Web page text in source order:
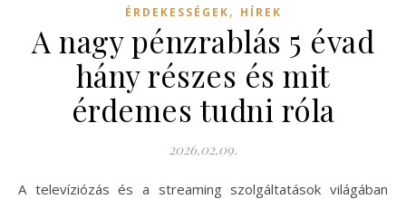
ÉRDEKESSÉGEK, HÍREK
A nagy pénzrablás 5 évad
hány részes és mit
érdemes tudni róla
2026.02.09.
A televíziózás és a streaming szolgáltatások világában